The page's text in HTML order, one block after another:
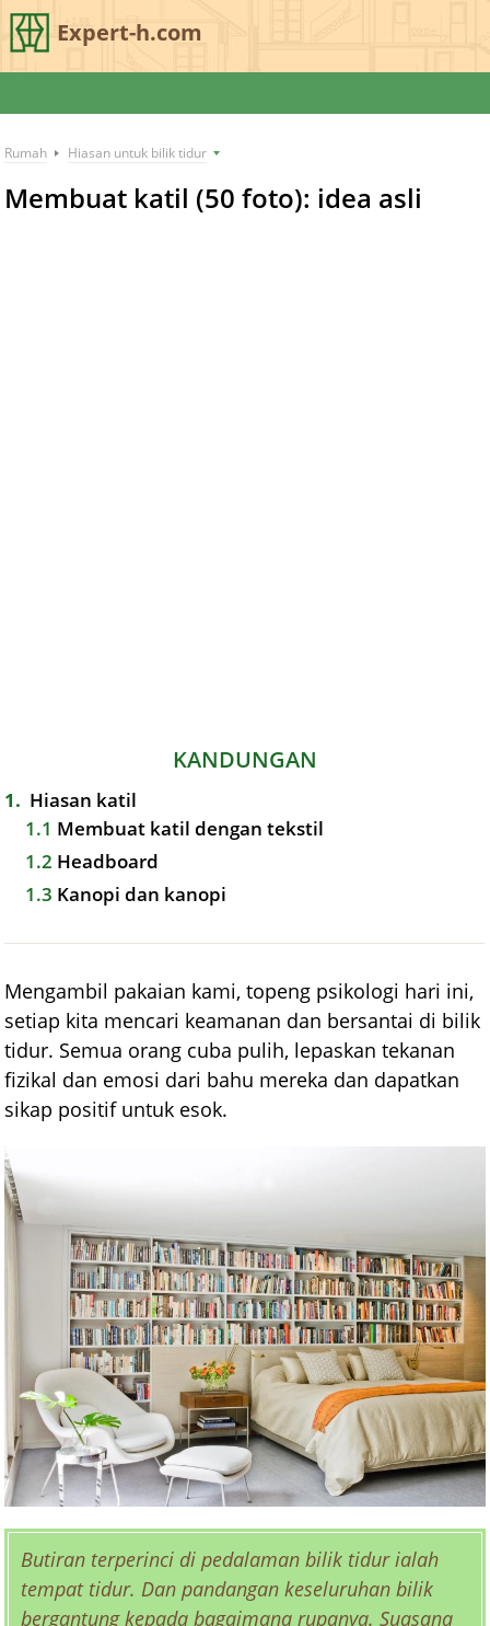
Expert-h.com
Rumah Hiasan untuk bilik tidur
Membuat katil (50 foto): idea asli
KANDUNGAN
1
Hiasan katil
1.1 Membuat katil dengan tekstil
1.2 Headboard
1.3 Kanopi dan kanopi
Mengambil pakaian kami, topeng psikologi hari ini,
setiap kita mencari keamanan dan bersantai di bilik
tidur. Semua orang cuba pulih, lepaskan tekanan
fizikal dan emosi dari bahu mereka dan dapatkan
sikap positif untuk esok.
Butiran terperinci di pedalaman bilik tidur ialah
tempat tidur. Dan pandangan keseluruhan bilik
bergantung kepada bagaimana rupanya. Suasana